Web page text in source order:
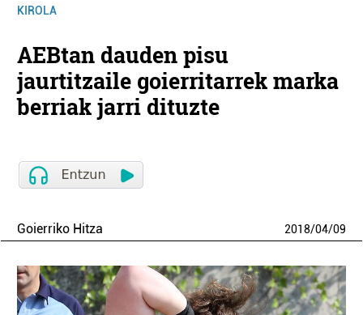
KIROLA
AEBtan dauden pisu
jaurtitzaile goierritarrek marka
berriak jarri dituzte
Goierriko Hitza 2018/04/09